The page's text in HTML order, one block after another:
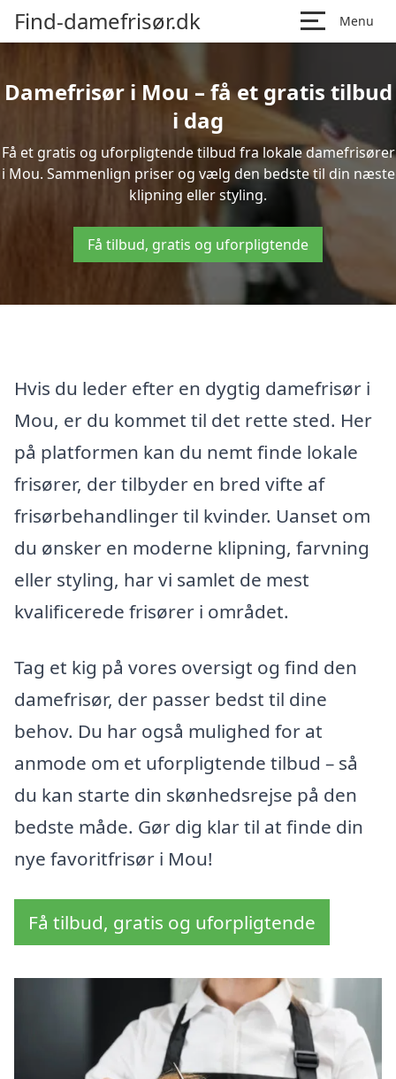
Find-damefrisør.dk Menu
Damefrisør i Mou – få et gratis tilbud
i dag
Få et gratis og uforpligtende tilbud fra lokale damefrisører
i Mou. Sammenlign priser og vælg den bedste til din næste
klipning eller styling.
Få tilbud, gratis og uforpligtende
Hvis du leder efter en dygtig damefrisør i
Mou, er du kommet til det rette sted. Her
på platformen kan du nemt finde lokale
frisører, der tilbyder en bred vifte af
frisørbehandlinger til kvinder. Uanset om
du ønsker en moderne klipning, farvning
eller styling, har vi samlet de mest
kvalificerede frisører i området.
Tag et kig på vores oversigt og find den
damefrisør, der passer bedst til dine
behov. Du har også mulighed for at
anmode om et uforpligtende tilbud – så
du kan starte din skønhedsrejse på den
bedste måde. Gør dig klar til at finde din
nye favoritfrisør i Mou!
Få tilbud, gratis og uforpligtende